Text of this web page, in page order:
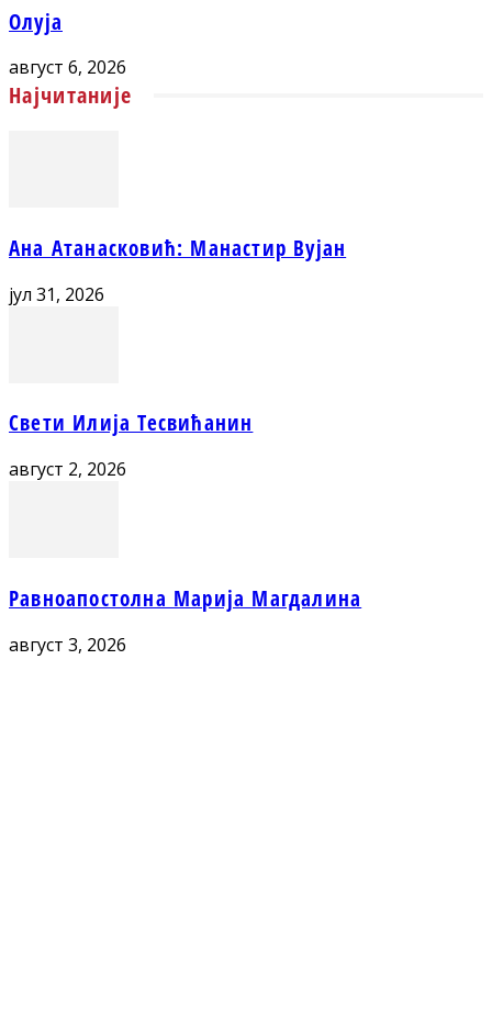
Олуја
август 6, 2026
Најчитаније
Ана Атанасковић: Манастир Вујан
јул 31, 2026
Свети Илија Тесвићанин
август 2, 2026
Равноапостолна Марија Магдалина
август 3, 2026